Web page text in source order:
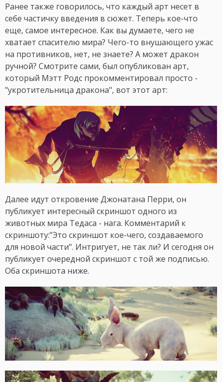
Ранее также говорилось, что каждый арт несет в
себе частичку введения в сюжет. Теперь кое-что
еще, самое интересное. Как вы думаете, чего не
хватает спасителю мира? Чего-то внушающего ужас
на противников, нет, не знаете? А может дракон
ручной? Смотрите сами, был опубликован арт,
который Мэтт Родс прокомментировал просто -
"укротительница дракона", вот этот арт:
Далее идут откровение Джонатана Перри, он
публикует интересный скриншот одного из
животных мира Тедаса - нага. Комментарий к
скриншоту:"Это скриншот кое-чего, создаваемого
для новой части". Интригует, не так ли? И сегодня он
публикует очередной скриншот с той же подписью.
Оба скриншота ниже.